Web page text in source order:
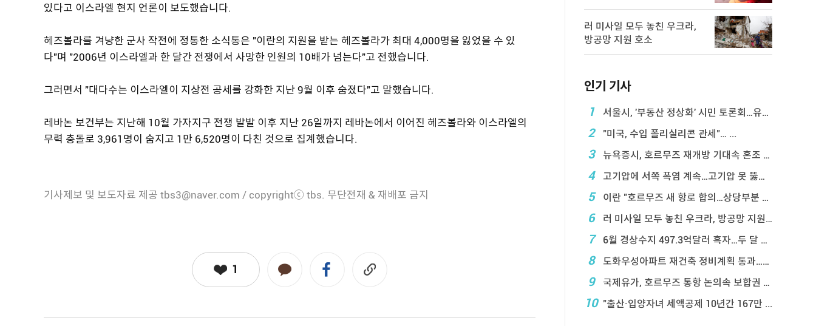
있다고 이스라엘 현지 언론이 보도했습니다.
헤즈볼라를 겨냥한 군사 작전에 정통한 소식통은 "이란의 지원을 받는 헤즈볼라가 최대 4,000명을 잃었을 수 있
다"며 "2006년 이스라엘과 한 달간 전쟁에서 사망한 인원의 10배가 넘는다"고 전했습니다.
그러면서 "대다수는 이스라엘이 지상전 공세를 강화한 지난 9월 이후 숨졌다"고 말했습니다.
레바논 보건부는 지난해 10월 가자지구 전쟁 발발 이후 지난 26일까지 레바논에서 이어진 헤즈볼라와 이스라엘의
무력 충돌로 3,961명이 숨지고 1만 6,520명이 다친 것으로 집계했습니다.
기사제보 및 보도자료 제공 tbs3@naver.com / copyrightⓒ tbs. 무단전재 & 재배포 금지
1
러 미사일 모두 놓친 우크라,
방공망 지원 호소
인기 기사
1
서울시, '부동산 정상화' 시민 토론회…유튜브 생중계
2 "미국, 수입 폴리실리콘 관세"… ...
3 뉴욕증시, 호르무즈 재개방 기대속 혼조 마감…나스닥 ...
4 고기압에 서쪽 폭염 계속…고기압 못 뚫은 태풍은 상 ...
5 이란 "호르무즈 새 항로 합의…상당부분 이 ...
6 러 미사일 모두 놓친 우크라, 방공망 지원 호소
7 6월 경상수지 497.3억달러 흑자…두 달 연속 역 ...
8 도화우성아파트 재건축 정비계획 통과…1,612세대 ...
9 국제유가, 호르무즈 통항 논의속 보합권 마감…브렌트 ...
10 "출산·입양자녀 세액공제 10년간 167만 ...